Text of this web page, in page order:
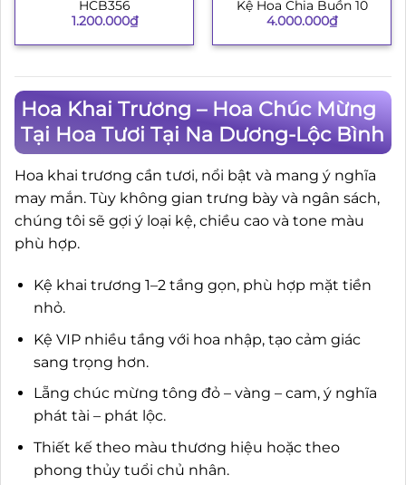
HCB356
1.200.000₫
Kệ Hoa Chia Buồn 10
4.000.000₫
Hoa Khai Trương – Hoa Chúc Mừng
Tại Hoa Tươi Tại Na Dương-Lộc Bình
Hoa khai trương cần tươi, nổi bật và mang ý nghĩa
may mắn. Tùy không gian trưng bày và ngân sách,
chúng tôi sẽ gợi ý loại kệ, chiều cao và tone màu
phù hợp.
Kệ khai trương 1–2 tầng gọn, phù hợp mặt tiền
nhỏ.
Kệ VIP nhiều tầng với hoa nhập, tạo cảm giác
sang trọng hơn.
Lẵng chúc mừng tông đỏ – vàng – cam, ý nghĩa
phát tài – phát lộc.
Thiết kế theo màu thương hiệu hoặc theo
phong thủy tuổi chủ nhân.